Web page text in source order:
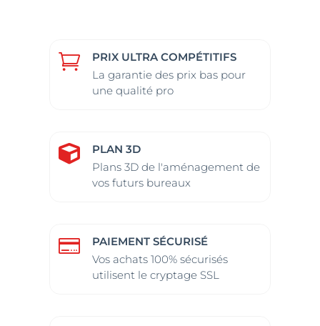

PRIX ULTRA COMPÉTITIFS
La garantie des prix bas pour
une qualité pro

PLAN 3D
Plans 3D de l'aménagement de
vos futurs bureaux

PAIEMENT SÉCURISÉ
Vos achats 100% sécurisés
utilisent le cryptage SSL